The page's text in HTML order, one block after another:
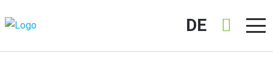
DE